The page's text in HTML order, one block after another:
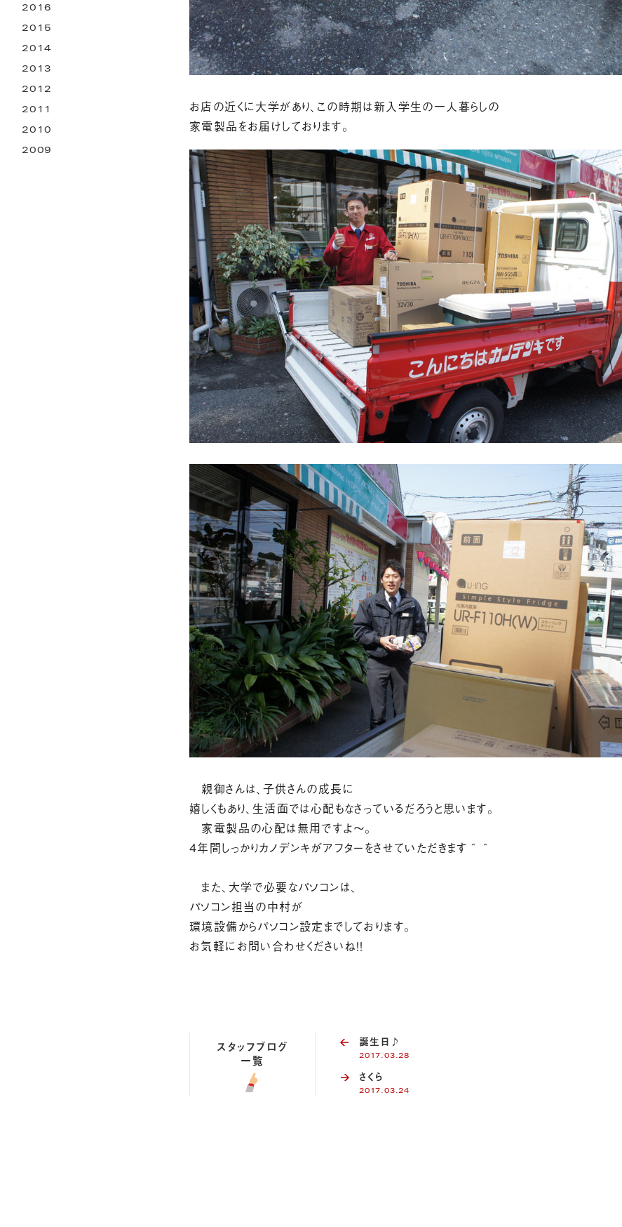
2016
2015
2014
2013
2012
2011
2010
2009
お店の近くに大学があり、この時期は新入学生の一人暮らしの
家電製品をお届けしております。
親御さんは、子供さんの成長に
嬉しくもあり、生活面では心配もなさっているだろうと思います。
家電製品の心配は無用ですよ～。
４年間しっかりカノデンキがアフターをさせていただきます＾＾
また、大学で必要なパソコンは、
パソコン担当の中村が
環境設備からパソコン設定までしております。
お気軽にお問い合わせくださいね！！
スタッフブログ
一覧
誕生日♪
2017.03.28
さくら
2017.03.24